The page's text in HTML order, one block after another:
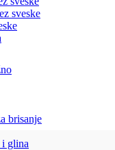
sveske
brisanje
glina